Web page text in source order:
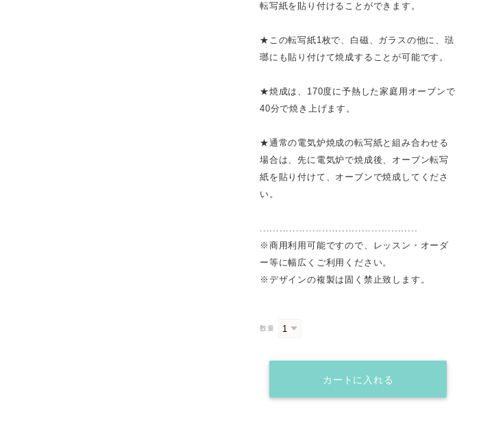
転写紙を貼り付けることができます。
★この転写紙1枚で、白磁、ガラスの他に、琺
瑯にも貼り付けて焼成することが可能です。
★焼成は、170度に予熱した家庭用オーブンで
40分で焼き上げます。
★通常の電気炉焼成の転写紙と組み合わせる
場合は、先に電気炉で焼成後、オーブン転写
紙を貼り付けて、オーブンで焼成してくださ
い。
................................................
※商用利用可能ですので、レッスン・オーダ
ー等に幅広くご利用ください。
※デザインの複製は固く禁止致します。
数量
カートに入れる